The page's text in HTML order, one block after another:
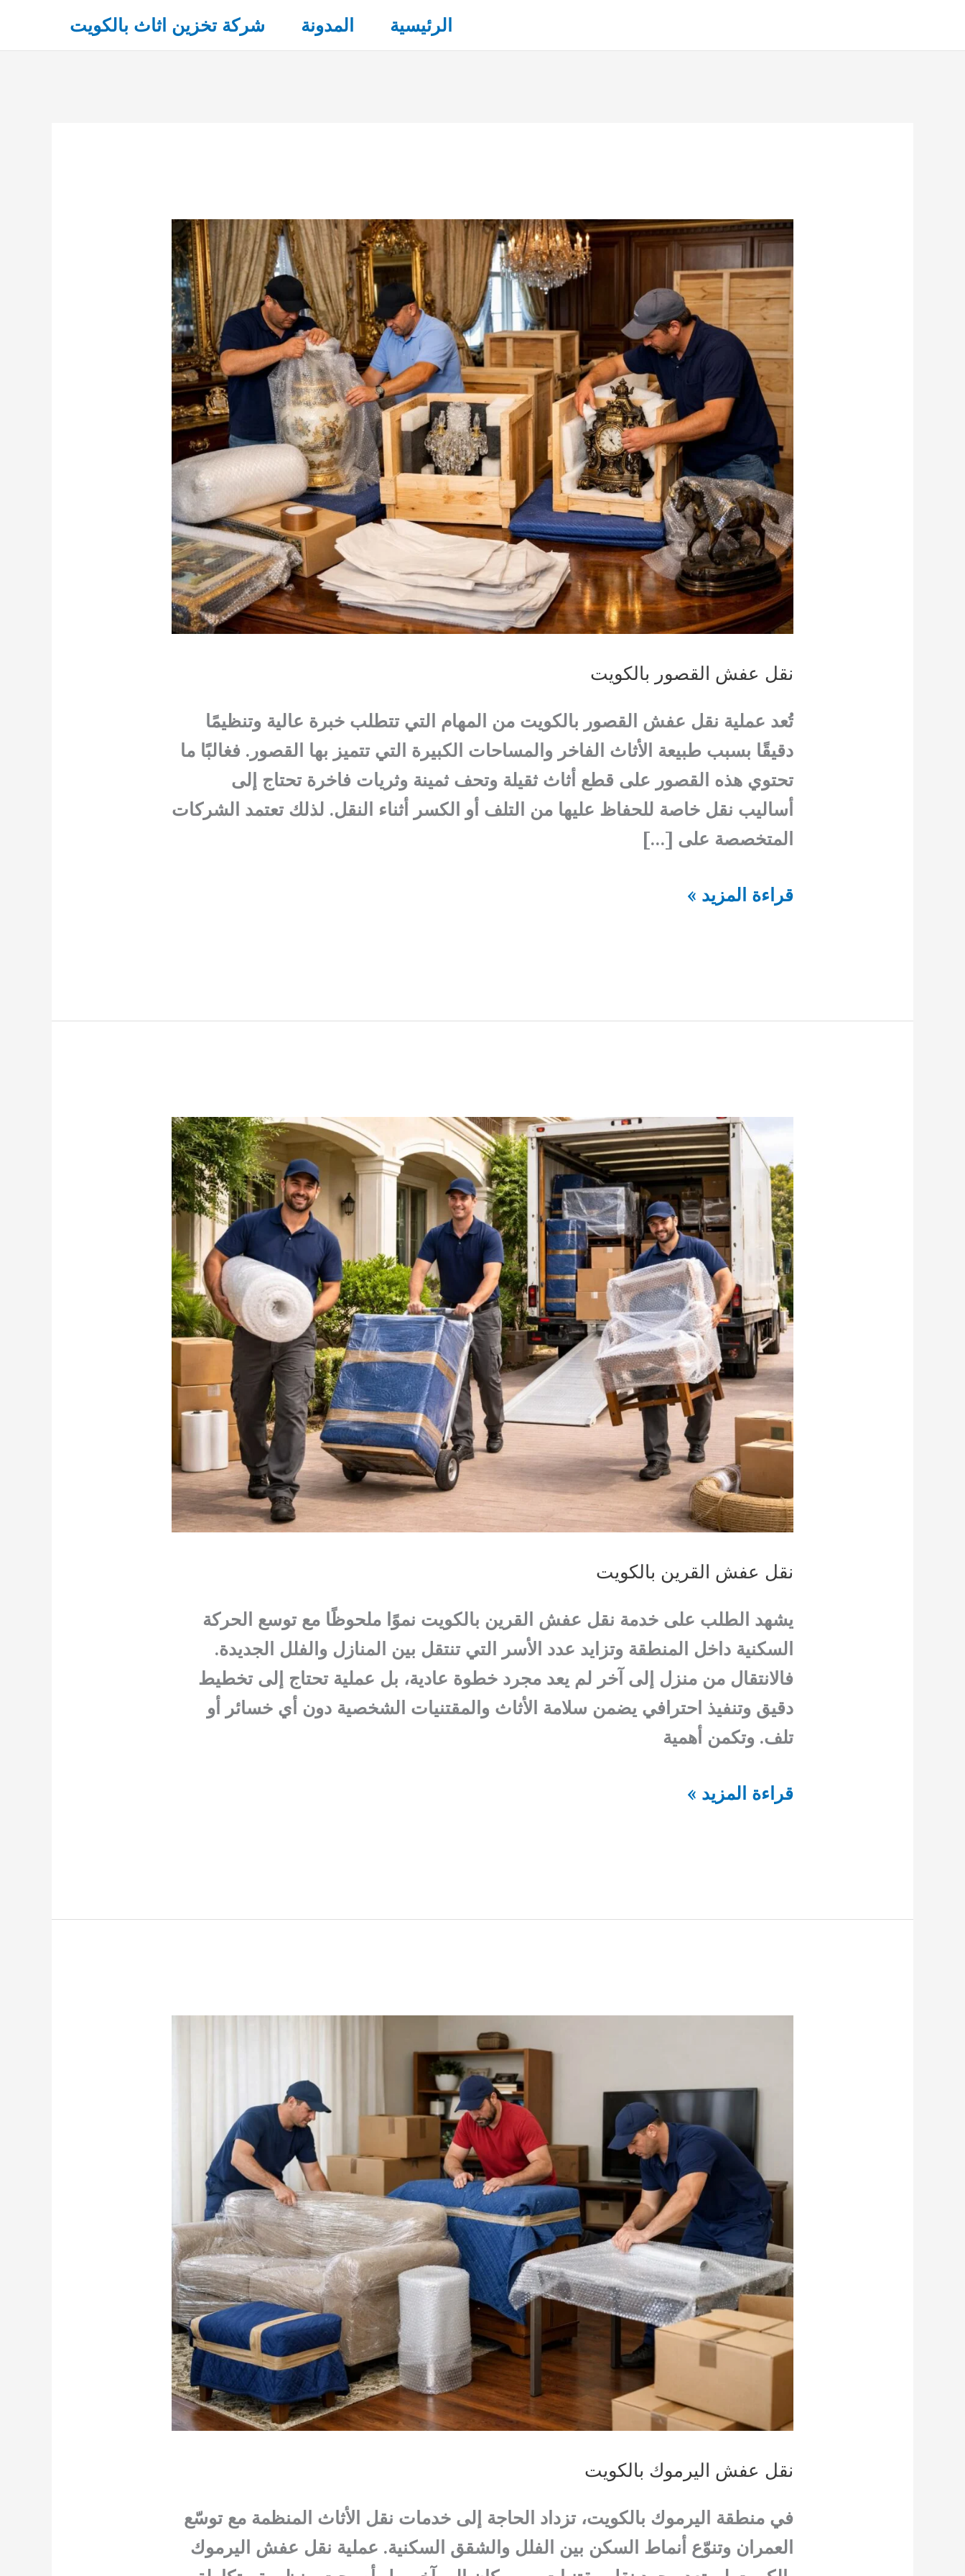
الرئيسية المدونة شركة تخزين اثاث بالكويت
نقل عفش القصور بالكويت
تُعد عملية نقل عفش القصور بالكويت من المهام التي تتطلب خبرة عالية وتنظيمًا
دقيقًا بسبب طبيعة الأثاث الفاخر والمساحات الكبيرة التي تتميز بها القصور. فغالبًا ما
تحتوي هذه القصور على قطع أثاث ثقيلة وتحف ثمينة وثريات فاخرة تحتاج إلى
أساليب نقل خاصة للحفاظ عليها من التلف أو الكسر أثناء النقل. لذلك تعتمد الشركات
المتخصصة على […]
نقل
قراءة المزيد »
نقل عفش القرين بالكويت
يشهد الطلب على خدمة نقل عفش القرين بالكويت نموًا ملحوظًا مع توسع الحركة
السكنية داخل المنطقة وتزايد عدد الأسر التي تنتقل بين المنازل والفلل الجديدة.
فالانتقال من منزل إلى آخر لم يعد مجرد خطوة عادية، بل عملية تحتاج إلى تخطيط
دقيق وتنفيذ احترافي يضمن سلامة الأثاث والمقتنيات الشخصية دون أي خسائر أو
تلف. وتكمن أهمية
نقل
قراءة المزيد »
نقل عفش اليرموك بالكويت
في منطقة اليرموك بالكويت، تزداد الحاجة إلى خدمات نقل الأثاث المنظمة مع توسّع
العمران وتنوّع أنماط السكن بين الفلل والشقق السكنية. عملية نقل عفش اليرموك